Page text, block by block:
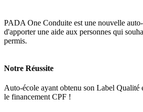
PADA One Conduite est une nouvelle
d'apporter une aide aux personnes qui
permis.
Notre Réussite
Auto-école ayant obtenu son Label
le financement CPF !